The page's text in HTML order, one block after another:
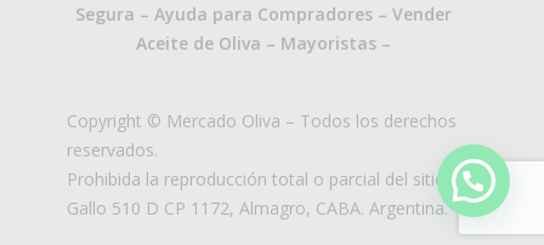
Segura – Ayuda para Compradores– Vender
Aceite de Oliva – Mayoristas–
Copyright © Mercado Oliva – Todos los derechos
reservados.
Prohibida la reproducción total o parcial del sitio.
Gallo 510 D CP 1172, Almagro, CABA. Argentina.